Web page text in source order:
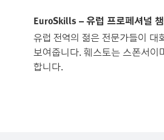
EuroSkills – 유럽 프로페셔널
유럽 전역의 젊은 전문가들이
보여줍니다. 훼스토는 스폰서이
합니다.